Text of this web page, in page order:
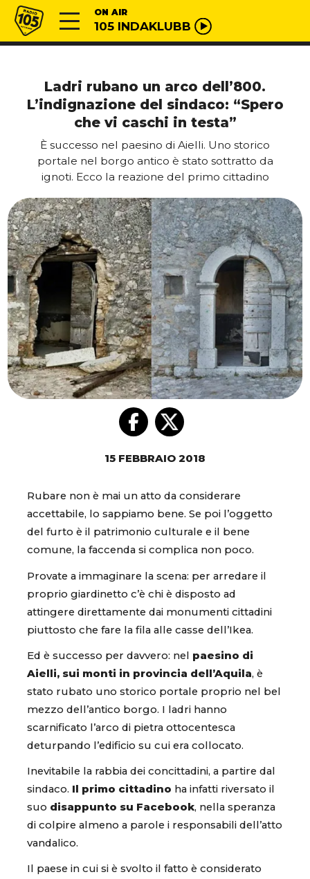
Vai al contenuto
Radio 105 ON AIR
105 INDAKLUBB
Ladri rubano un arco dell’800.
L’indignazione del sindaco: “Spero
che vi caschi in testa”
È successo nel paesino di Aielli. Uno storico
portale nel borgo antico è stato sottratto da
ignoti. Ecco la reazione del primo cittadino
15 FEBBRAIO 2018
Rubare non è mai un atto da considerare
accettabile, lo sappiamo bene. Se poi l’oggetto
del furto è il patrimonio culturale e il bene
comune, la faccenda si complica non poco.
Provate a immaginare la scena: per arredare il
proprio giardinetto c’è chi è disposto ad
attingere direttamente dai monumenti cittadini
piuttosto che fare la fila alle casse dell’Ikea.
Ed è successo per davvero: nel paesino di
Aielli, sui monti in provincia dell’Aquila, è
stato rubato uno storico portale proprio nel bel
mezzo dell’antico borgo. I ladri hanno
scarnificato l’arco di pietra ottocentesca
deturpando l’edificio su cui era collocato.
Inevitabile la rabbia dei concittadini, a partire dal
sindaco. Il primo cittadino ha infatti riversato il
suo disappunto su Facebook, nella speranza
di colpire almeno a parole i responsabili dell’atto
vandalico.
Il paese in cui si è svolto il fatto è considerato